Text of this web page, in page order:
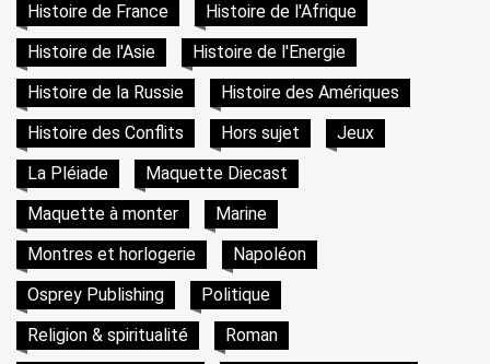
Histoire de France
Histoire de l'Afrique
Histoire de l'Asie
Histoire de l'Energie
Histoire de la Russie
Histoire des Amériques
Histoire des Conflits
Hors sujet
Jeux
La Pléiade
Maquette Diecast
Maquette à monter
Marine
Montres et horlogerie
Napoléon
Osprey Publishing
Politique
Religion & spiritualité
Roman